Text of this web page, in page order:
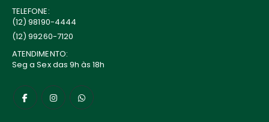
TELEFONE:
(12) 98190-4444
(12) 99260-7120
ATENDIMENTO:
Seg a Sex das 9h às 18h